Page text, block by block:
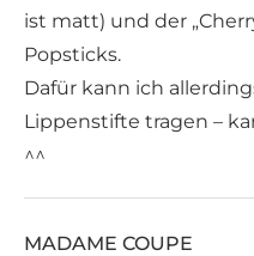
ist matt) und der
Popsticks.
Dafür kann ich
Lippenstifte tragen –
^^
MADAME COUPE